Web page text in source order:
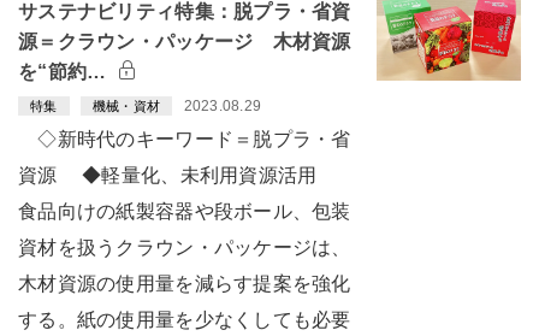
サステナビリティ特集：脱プラ・省資
源＝クラウン・パッケージ 木材資源
を“節約…
特集 機械・資材 2023.08.29
◇新時代のキーワード＝脱プラ・省
資源 ◆軽量化、未利用資源活用
食品向けの紙製容器や段ボール、包装
資材を扱うクラウン・パッケージは、
木材資源の使用量を減らす提案を強化
する。紙の使用量を少なくしても必要